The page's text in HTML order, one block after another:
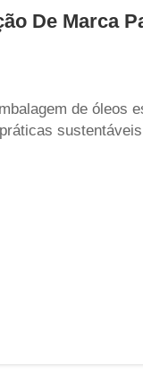
De Marca
de óleos